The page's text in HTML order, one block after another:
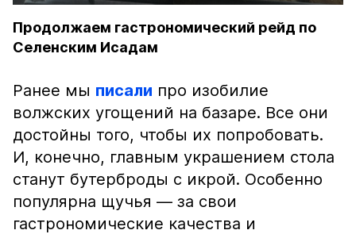
Продолжаем гастрономический рейд по
Селенским Исадам
Ранее мы писали про изобилие
волжских угощений на базаре. Все они
достойны того, чтобы их попробовать.
И, конечно, главным украшением стола
станут бутерброды с икрой. Особенно
популярна щучья — за свои
гастрономические качества и